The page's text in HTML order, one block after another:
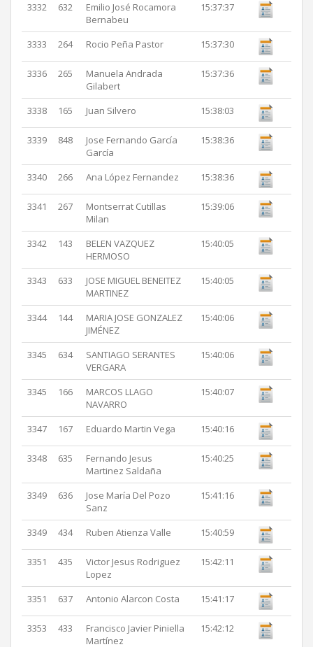
3332 632
Emilio José Rocamora
Bernabeu
15:37:37
3333 264 Rocio Peña Pastor 15:37:30
3336 265
Manuela Andrada
Gilabert
15:37:36
3338 165 Juan Silvero 15:38:03
3339 848
Jose Fernando García
García
15:38:36
3340 266 Ana López Fernandez 15:38:36
3341 267
Montserrat Cutillas
Milan
15:39:06
3342 143
BELEN VAZQUEZ
HERMOSO
15:40:05
3343 633
JOSE MIGUEL BENEITEZ
MARTINEZ
15:40:05
3344 144
MARIA JOSE GONZALEZ
JIMÉNEZ
15:40:06
3345 634
SANTIAGO SERANTES
VERGARA
15:40:06
3345 166
MARCOS LLAGO
NAVARRO
15:40:07
3347 167 Eduardo Martin Vega 15:40:16
3348 635
Fernando Jesus
Martinez Saldaña
15:40:25
3349 636
Jose María Del Pozo
Sanz
15:41:16
3349 434 Ruben Atienza Valle 15:40:59
3351 435
Victor Jesus Rodriguez
Lopez
15:42:11
3351 637 Antonio Alarcon Costa 15:41:17
3353 433
Francisco Javier Piniella
Martínez
15:42:12